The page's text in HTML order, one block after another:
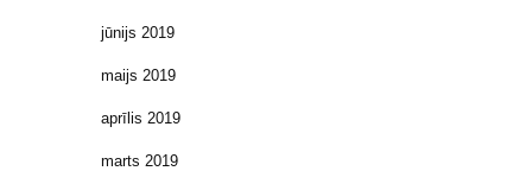
jūnijs 2019
maijs 2019
aprīlis 2019
marts 2019